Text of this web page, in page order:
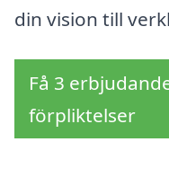
din vision till
Få 3
förpliktelser